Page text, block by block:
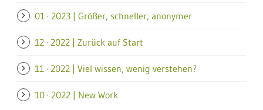
01 · 2023 | Größer, schneller, anonymer
12 · 2022 | Zurück auf Start
11 · 2022 | Viel wissen, wenig verstehen?
10 · 2022 | New Work